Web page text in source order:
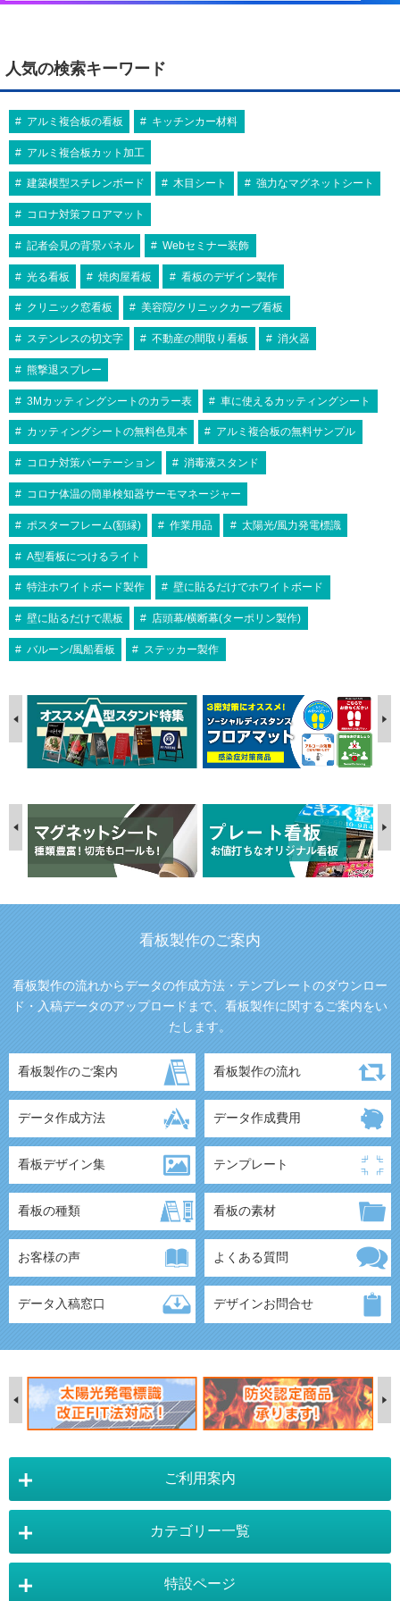
人気の検索キーワード
アルミ複合板の看板 キッチンカー材料
アルミ複合板カット加工
建築模型スチレンボード 木目シート 強力なマグネットシート
コロナ対策フロアマット
記者会見の背景パネル Webセミナー装飾
光る看板 焼肉屋看板 看板のデザイン製作
クリニック窓看板 美容院/クリニックカーブ看板
ステンレスの切文字 不動産の間取り看板 消火器
熊撃退スプレー
3Mカッティングシートのカラー表 車に使えるカッティングシート
カッティングシートの無料色見本 アルミ複合板の無料サンプル
コロナ対策パーテーション 消毒液スタンド
コロナ体温の簡単検知器サーモマネージャー
ポスターフレーム(額縁) 作業用品 太陽光/風力発電標識
A型看板につけるライト
特注ホワイトボード製作 壁に貼るだけでホワイトボード
壁に貼るだけで黒板 店頭幕/横断幕(ターポリン製作)
バルーン/風船看板 ステッカー製作
看板製作のご案内
看板製作の流れからデータの作成方法・テンプレートのダウンロー
ド・入稿データのアップロードまで、看板製作に関するご案内をい
たします。
看板製作のご案内 看板製作の流れ
データ作成方法 データ作成費用
看板デザイン集 テンプレート
看板の種類 看板の素材
お客様の声 よくある質問
データ入稿窓口 デザインお問合せ
ご利用案内
店舗詳細情報 カテゴリー一覧
特設ページ